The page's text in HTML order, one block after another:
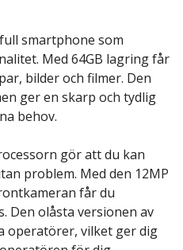
smartphone som
Med 64GB lagring får
bilder och filmer. Den
ger en skarp och tydlig
behov.
gör att du kan
problem. Med den 12MP
får du
Den olåsta versionen av
operatörer, vilket ger dig